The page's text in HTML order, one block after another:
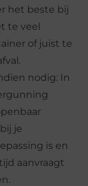
het beste bij
te veel
of juist te
nodig: In
je
is en
aanvraagt